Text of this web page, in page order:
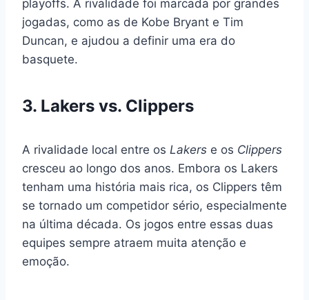
playoffs. A rivalidade foi marcada por grandes
jogadas, como as de Kobe Bryant e Tim
Duncan, e ajudou a definir uma era do
basquete.
3. Lakers vs. Clippers
A rivalidade local entre os Lakers e os Clippers
cresceu ao longo dos anos. Embora os Lakers
tenham uma história mais rica, os Clippers têm
se tornado um competidor sério, especialmente
na última década. Os jogos entre essas duas
equipes sempre atraem muita atenção e
emoção.